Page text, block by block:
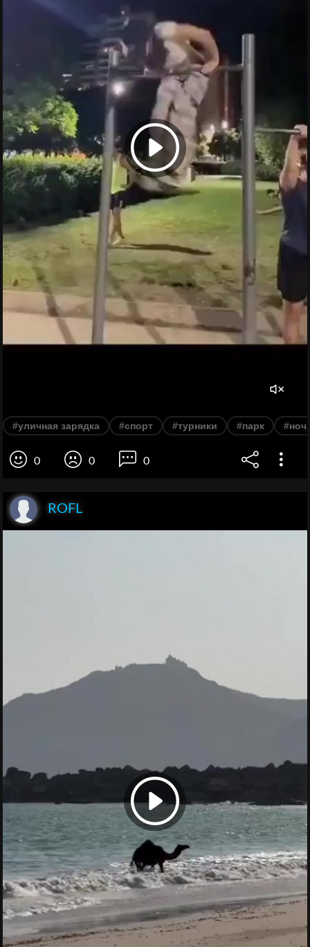
#уличная зарядка #спорт #турники #парк
0 0 0
ROFL